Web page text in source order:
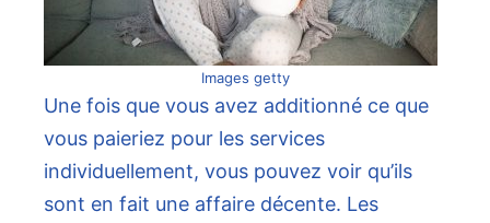
Images getty
Une fois que vous avez additionné ce que
vous paieriez pour les services
individuellement, vous pouvez voir qu’ils
sont en fait une affaire décente. Les